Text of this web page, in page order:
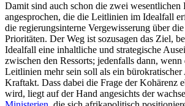
Damit sind auch schon die zwei wesentlichen
angesprochen, die die Leitlinien im Idealfall
die regierungsinterne Vergewisserung über
Prioritäten. Der Weg ist sozusagen das Ziel,
Idealfall eine inhaltliche und strategische
zwischen den Ressorts; jedenfalls dann,
Leitlinien mehr sein soll als ein
Kraftakt. Dass dabei die Frage der Kohärenz
wird, liegt auf der Hand angesichts der